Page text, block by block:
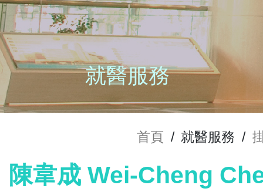
就醫服務
首頁 / 就醫服務 /
陳韋成 Wei-Cheng